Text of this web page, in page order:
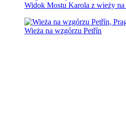
Widok Mostu Karola z wieży
Wieża na wzgórzu Petřín